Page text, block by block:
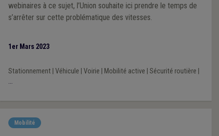
webinaires à ce sujet, l’Union souhaite ici prendre le temps de
s’arrêter sur cette problématique des vitesses.
1er Mars 2023
Stationnement| Véhicule Voirie Mobilité active Sécurité routière
...
Mobilité